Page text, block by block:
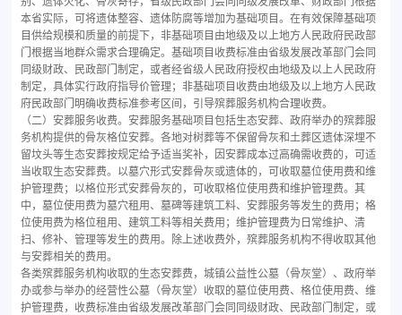
本省实际，可将遗体整容、遗体防腐等增加为基础项目。在有效保障基础项
目供给规模和质量的前提下，非基础项目由地级及以上地方人民政府民政部
门根据当地群众需求合理确定。基础项目收费标准由省级发展改革部门会同
同级财政、民政部门制定，或者经省级人民政府授权由地级及以上人民政府
制定，具体实行政府指导价管理；非基础项目收费由地级及以上地方人民政
府民政部门明确收费标准参考区间，引导殡葬服务机构合理收费。
（二）安葬服务收费。安葬服务基础项目包括生态安葬、政府举办的殡葬服
务机构提供的骨灰格位安葬。各地对树葬等不保留骨灰和土葬区遗体深埋不
留坟头等生态安葬按规定给予适当奖补，因安葬成本过高确需收费的，可适
当收取生态安葬费。以墓穴形式安葬骨灰或遗体的，可收取墓位使用费和维
护管理费；以格位形式安葬骨灰的，可收取格位使用费和维护管理费。其
中，墓位使用费为墓穴租用、墓碑等建筑工料、安葬服务等发生的费用；格
位使用费为格位租用、建筑工料等相关费用；维护管理费为日常维护、清
扫、修补、管理等发生的费用。除上述收费外，殡葬服务机构不得收取其他
与安葬相关的费用。
各类殡葬服务机构收取的生态安葬费，城镇公益性公墓（骨灰堂）、政府举
办或参与举办的经营性公墓（骨灰堂）收取的墓位使用费、格位使用费、维
护管理费，收费标准由省级发展改革部门会同同级财政、民政部门制定，或